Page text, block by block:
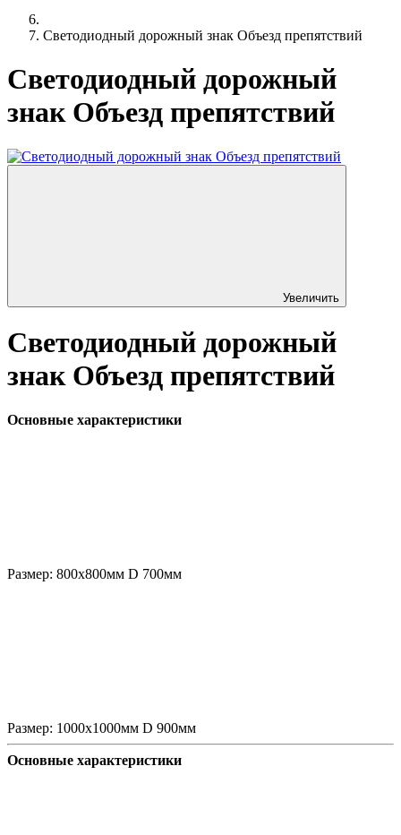
Светодиодный дорожный знак Объезд препятствий
Светодиодный дорожный
знак Объезд препятствий
Увеличить
Светодиодный дорожный
знак Объезд препятствий
Основные характеристики
Размер: 800х800мм D 700мм
Размер: 1000х1000мм D 900мм
Основные характеристики